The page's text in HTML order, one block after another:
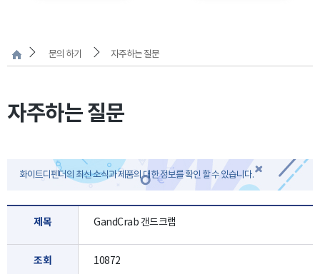
문의 하기 자주하는 질문
자주하는 질문
화이트디펜더의 최신 소식과 제품의 대한 정보를 확인 할 수 있습니다.
제목 GandCrab 갠드크랩
조회 10872